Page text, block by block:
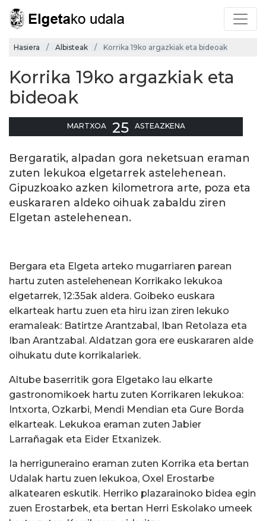
Hasiera Albisteak Korrika 19ko argazkiak eta bideoak
Korrika 19ko argazkiak eta
bideoak
MARTXOA 25 ASTEAZKENA
Bergaratik, alpadan gora neketsuan eraman
zuten lekukoa elgetarrek astelehenean.
Gipuzkoako azken kilometrora arte, poza eta
euskararen aldeko oihuak zabaldu ziren
Elgetan astelehenean.
Bergara eta Elgeta arteko mugarriaren parean
hartu zuten astelehenean Korrikako lekukoa
elgetarrek, 12:35ak aldera. Goibeko euskara
elkarteak hartu zuen eta hiru izan ziren lekuko
eramaleak: Batirtze Arantzabal, Iban Retolaza eta
Iban Arantzabal. Aldatzan gora ere euskararen alde
oihukatu dute korrikalariek.
Altube baserritik gora Elgetako lau elkarte
gastronomikoek hartu zuten Korrikaren lekukoa:
Intxorta, Ozkarbi, Mendi Mendian eta Gure Borda
elkarteak. Lekukoa eraman zuten Jabier
Larrañagak eta Eider Etxanizek.
Ia herriguneraino eraman zuten Korrika eta bertan
Udalak hartu zuen lekukoa, Oxel Erostarbe
alkatearen eskutik. Herriko plazarainoko bidea egin
zuen Erostarbek, eta bertan Herri Eskolako umeek